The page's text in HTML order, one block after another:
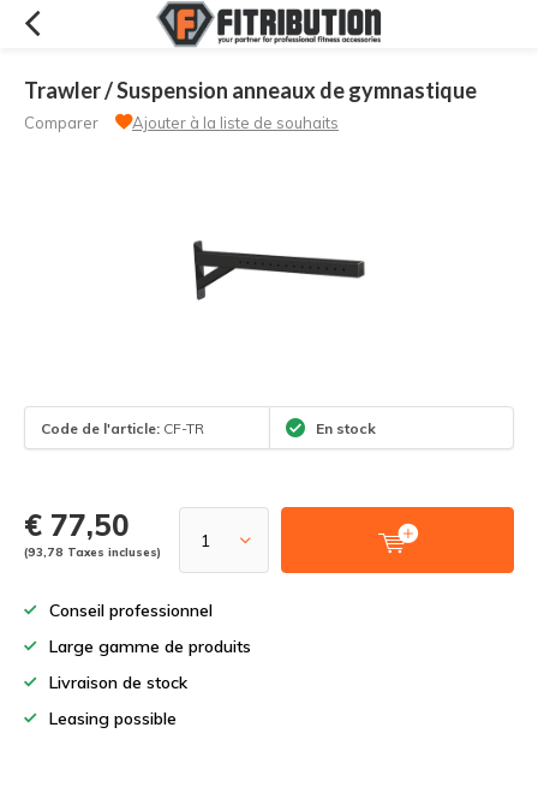
Trawler / Suspension anneaux de gymnastique
Comparer Ajouter à la liste de souhaits
Code de l'article: CF-TR En stock
€ 77,50
(93,78 Taxes incluses)
Conseil professionnel
Large gamme de produits
Livraison de stock
Leasing possible